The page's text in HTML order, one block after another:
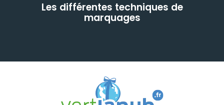
Les différentes techniques de
marquages